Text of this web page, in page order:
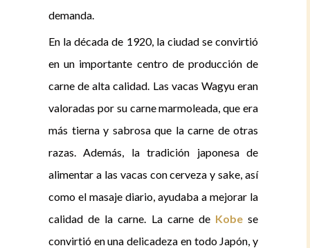
demanda.
En la década de 1920, la ciudad se convirtió
en un importante centro de producción de
carne de alta calidad. Las vacas Wagyu eran
valoradas por su carne marmoleada, que era
más tierna y sabrosa que la carne de otras
razas. Además, la tradición japonesa de
alimentar a las vacas con cerveza y sake, así
como el masaje diario, ayudaba a mejorar la
calidad de la carne. La carne de Kobese
convirtió en una delicadeza en todo Japón, y